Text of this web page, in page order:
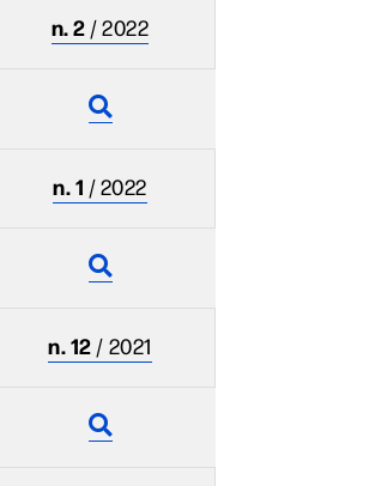
n. 2 / 2022
n. 1 / 2022
n. 12 / 2021